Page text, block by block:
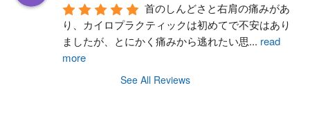
首のしんどさと右肩の痛みがあ
り、カイロプラクティックは初めてで不安はあり
ましたが、とにかく痛みから逃れたい思... read
more
See All Reviews